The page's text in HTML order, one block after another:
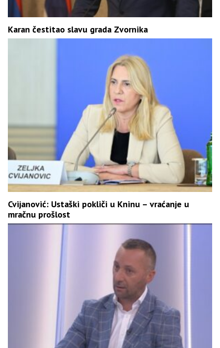
Karan čestitao slavu grada Zvornika
Cvijanović: Ustaški pokliči u Kninu – vraćanje u
mračnu prošlost